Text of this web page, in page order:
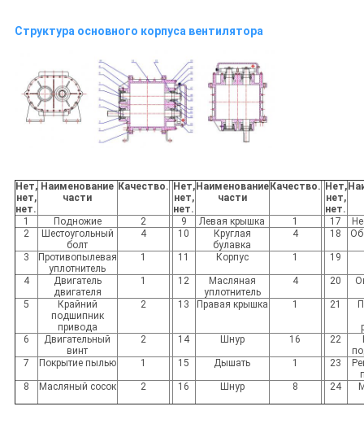
Структура основного корпуса вентилятора
Нет,
нет,
нет.
Наименование
части
Качество. Нет,
нет,
нет.
Наименование
части
Качество. Нет,
нет,
нет.
1 Подножие 2 9 Левая крышка 1 17
2
Шестоугольный
болт
4 10
Круглая
булавка
4 18
3
Противопылевая
уплотнитель
1 11 Корпус 1 19
4
Двигатель
двигателя
1 12
Масляная
уплотнитель
4 20
5
Крайний
подшипник
привода
2 13 Правая крышка 1 21
6
Двигательный
винт
2 14 Шнур 16 22
7
Покрытие пылью 1 15 Дышать 1 23
8
Масляный сосок 2 16 Шнур 8 24